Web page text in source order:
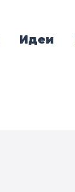
Идеи